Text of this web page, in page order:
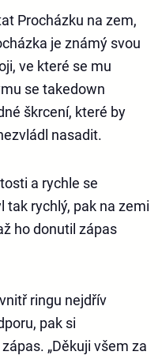
Procházku na zem,
je známý svou
ve které se mu
se takedown
škrcení, které by
nasadit.
a rychle se
tak rychlý, pak na zemi
ho donutil zápas
ringu nejdřív
pak si
„Děkuji všem za